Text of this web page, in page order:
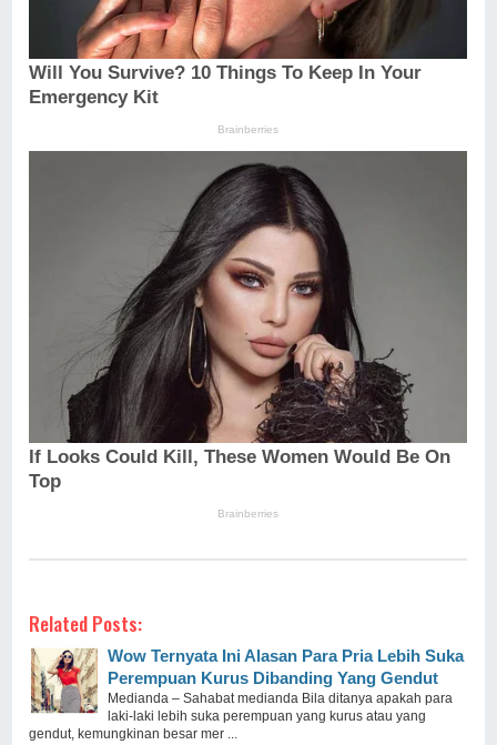
Related Posts:
Wow Ternyata Ini Alasan Para Pria Lebih Suka
Perempuan Kurus Dibanding Yang Gendut
Medianda – Sahabat medianda Bila ditanya apakah para
laki-laki lebih suka perempuan yang kurus atau yang
gendut, kemungkinan besar mer ...